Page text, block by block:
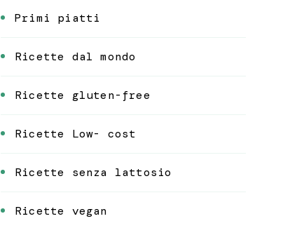
Primi piatti
Ricette dal mondo
Ricette gluten-free
Ricette Low- cost
Ricette senza lattosio
Ricette vegan